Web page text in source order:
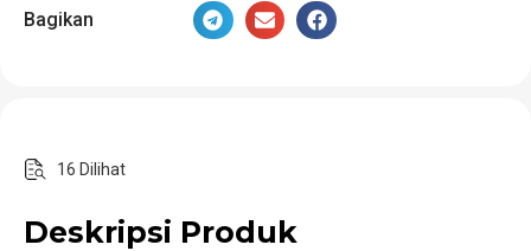
Bagikan
16 Dilihat
Deskripsi Produk